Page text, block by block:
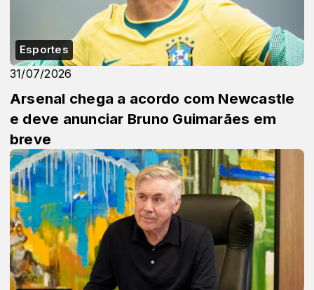
Esportes
31/07/2026
Arsenal chega a acordo com Newcastle
e deve anunciar Bruno Guimarães em
breve